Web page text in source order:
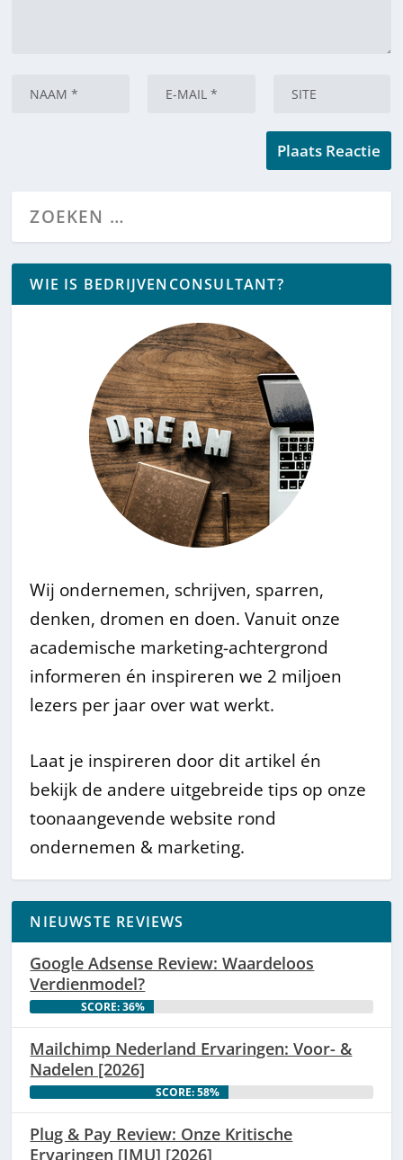
WIE IS BEDRIJVENCONSULTANT?
Wij ondernemen, schrijven, sparren,
denken, dromen en doen. Vanuit onze
academische marketing-achtergrond
informeren én inspireren we 2 miljoen
lezers per jaar over wat werkt.
Laat je inspireren door dit artikel én
bekijk de andere uitgebreide tips op onze
toonaangevende website rond
ondernemen & marketing.
NIEUWSTE REVIEWS
Google Adsense Review: Waardeloos
Verdienmodel?
SCORE: 36%
Mailchimp Nederland Ervaringen: Voor- &
Nadelen [2026]
SCORE: 58%
Plug & Pay Review: Onze Kritische
Ervaringen [IMU] [2026]